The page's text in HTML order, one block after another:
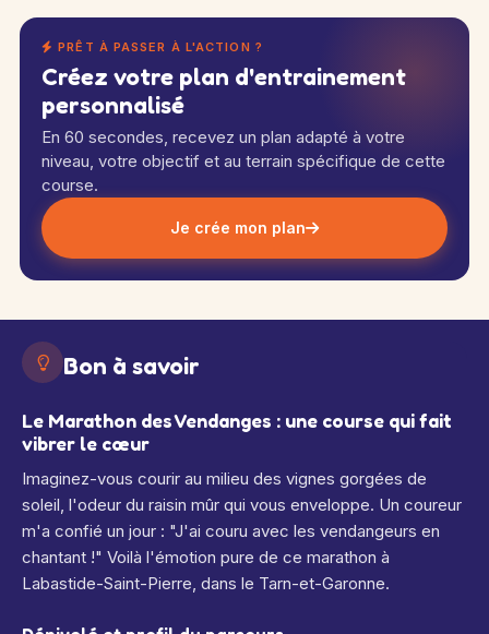
PRÊT À PASSER À L'ACTION ?
Créez votre plan d'entrainement
personnalisé
En 60 secondes, recevez un plan adapté à votre
niveau, votre objectif et au terrain spécifique de cette
course.
Je crée mon plan
Bon à savoir
Le Marathon des Vendanges : une course qui fait
vibrer le cœur
Imaginez-vous courir au milieu des vignes gorgées de
soleil, l'odeur du raisin mûr qui vous enveloppe. Un coureur
m'a confié un jour : "J'ai couru avec les vendangeurs en
chantant !" Voilà l'émotion pure de ce marathon à
Labastide-Saint-Pierre, dans le Tarn-et-Garonne.